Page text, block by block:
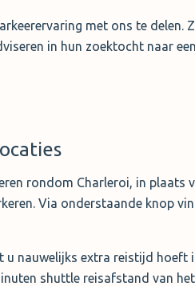
met ons te
in hun zoektocht naar
rondom Charleroi, in plaats
Via onderstaande knop
nauwelijks extra reistijd hoeft
shuttle reisafstand van